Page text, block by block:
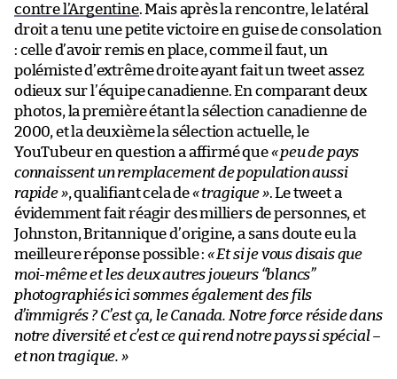
contre l’Argentine. Mais après la rencontre, le latéral
droit a tenu une petite victoire en guise de consolation
: celle d’avoir remis en place, comme il faut, un
polémiste d’extrême droite ayant fait un tweet assez
odieux sur l’équipe canadienne. En comparant deux
photos, la première étant la sélection canadienne de
2000, et la deuxième la sélection actuelle, le
YouTubeur en question a affirmé que« peu de pays
connaissent un remplacement de population aussi
rapide », qualifiant cela de« tragique ». Le tweet a
évidemment fait réagir des milliers de personnes, et
Johnston, Britannique d’origine, a sans doute eu la
meilleure réponse possible : « Et si je vous disais que
moi-même et les deux autres joueurs “blancs”
photographiés ici sommes également des fils
d’immigrés ? C’est ça, le Canada. Notre force réside dans
notre diversité et c’est ce qui rend notre pays si spécial –
et non tragique. »